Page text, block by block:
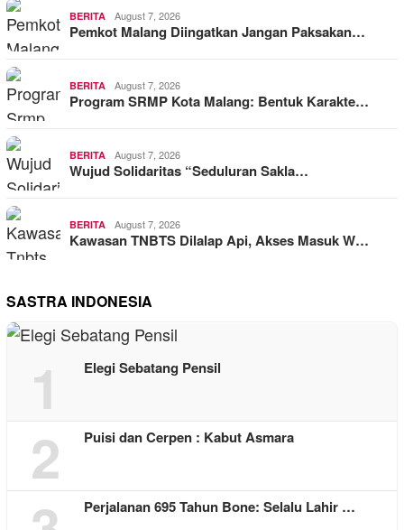
BERITA August 7, 2026
Pemkot Malang Diingatkan Jangan Paksakan…
BERITA August 7, 2026
Program SRMP Kota Malang: Bentuk Karakte…
BERITA August 7, 2026
Wujud Solidaritas “Seduluran Sakla…
BERITA August 7, 2026
Kawasan TNBTS Dilalap Api, Akses Masuk W…
SASTRA INDONESIA
1 Elegi Sebatang Pensil
2 Puisi dan Cerpen : Kabut Asmara
Perjalanan 695 Tahun Bone: Selalu Lahir …